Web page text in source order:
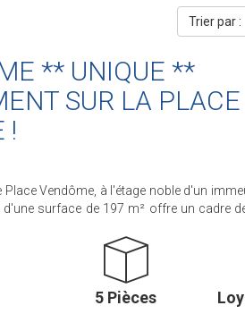
Trier par :
** UNIQUE **
SUR LA PLACE
!
Place Vendôme, à l'étage noble d'un
surface de 197 m² offre un cadre
sublimée par un somptueux parquet
la Place Vendôme. L'appartement comprend une
aux standards professionnels, une salle
de bains, deux chambres
5 Pièces